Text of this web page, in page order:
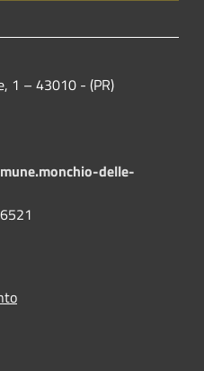
1 – 43010 - (PR)
delle-